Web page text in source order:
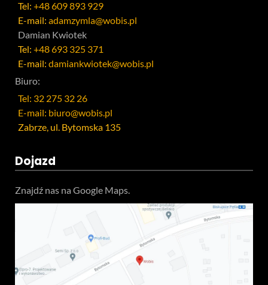
Tel: +48 609 893 929
E-mail: adamzymla@wobis.pl
Damian Kwiotek
Tel: +48 693 325 371
E-mail: damiankwiotek@wobis.pl
Biuro:
Tel: 32 275 32 26
E-mail: biuro@wobis.pl
Zabrze, ul. Bytomska 135
Dojazd
Znajdź nas na Google Maps.